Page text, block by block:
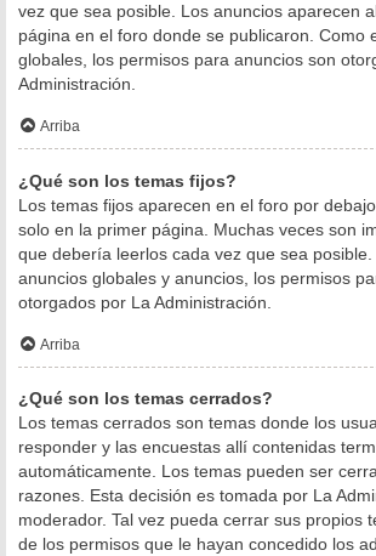
vez que sea posible. Los anuncios aparecen
página en el foro donde se publicaron. Como
globales, los permisos para anuncios son
Administración.
Arriba
¿Qué son los temas fijos?
Los temas fijos aparecen en el foro por
solo en la primer página. Muchas veces son
que debería leerlos cada vez que sea
anuncios globales y anuncios, los permisos
otorgados por La Administración.
Arriba
¿Qué son los temas cerrados?
Los temas cerrados son temas donde los
responder y las encuestas allí contenidas
automáticamente. Los temas pueden ser
razones. Esta decisión es tomada por La
moderador. Tal vez pueda cerrar sus propios
de los permisos que le hayan concedido los